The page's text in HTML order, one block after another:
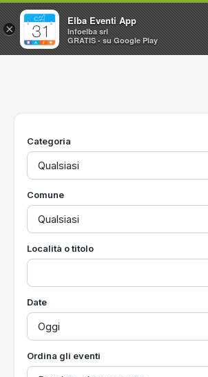
Home
Utilità
Categoria
Comune
Località o titolo
Date
Ordina gli eventi
×
Elba Eventi App
Infoelba srl
GRATIS - su Google Play